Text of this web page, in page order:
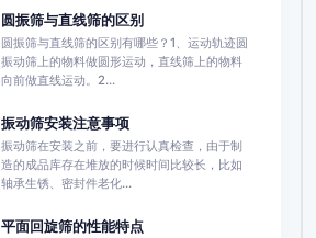
圆振筛与直线筛的区别
圆振筛与直线筛的区别有哪些？1、运动轨迹圆
振动筛上的物料做圆形运动，直线筛上的物料
向前做直线运动。2...
振动筛安装注意事项
振动筛在安装之前，要进行认真检查，由于制
造的成品库存在堆放的时候时间比较长，比如
轴承生锈、密封件老化...
平面回旋筛的性能特点